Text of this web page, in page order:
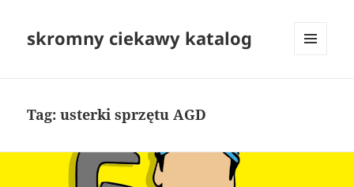
skromny ciekawy katalog
Tag:usterki sprzętu AGD